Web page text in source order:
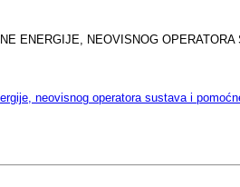
ENERGIJE, NEOVISNOG
neovisnog operatora sustava i